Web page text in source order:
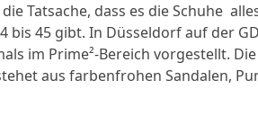
Tatsache, dass es die Schuhe
bis 45 gibt. In Düsseldorf auf der
im Prime²-Bereich vorgestellt.
aus farbenfrohen Sandalen,